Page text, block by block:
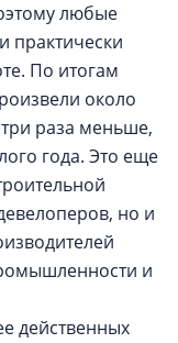
любые
практически
По итогам
около
раза меньше,
года. Это еще
но и
и
действенных